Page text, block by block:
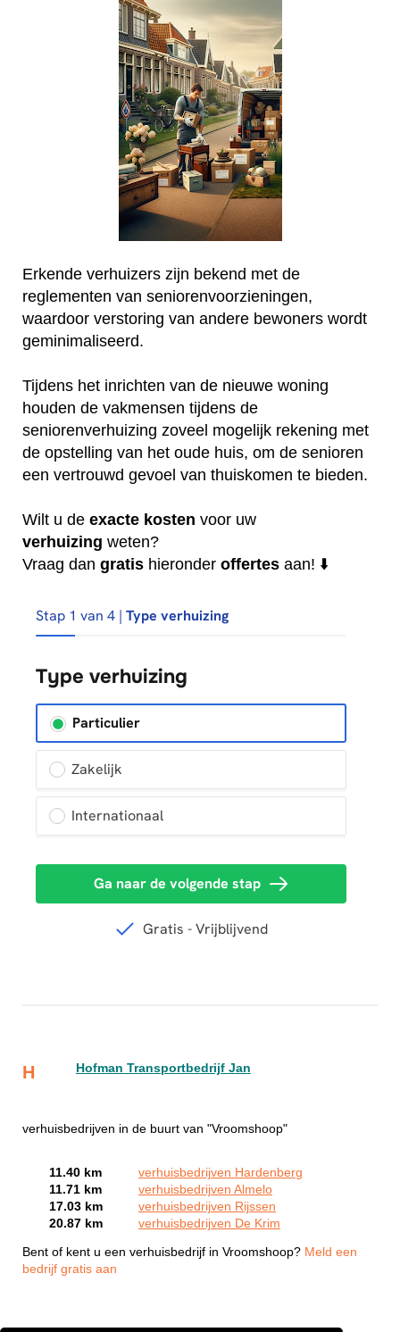
Erkende verhuizers zijn bekend met de
reglementen van seniorenvoorzieningen,
waardoor verstoring van andere bewoners wordt
geminimaliseerd.
Tijdens het inrichten van de nieuwe woning
houden de vakmensen tijdens de
seniorenverhuizing zoveel mogelijk rekening met
de opstelling van het oude huis, om de senioren
een vertrouwd gevoel van thuiskomen te bieden.
Wilt u de exacte kosten voor uw
verhuizing weten?
Vraag dan gratis hieronder offertes aan! ⬇️
H Hofman Transportbedrijf Jan
verhuisbedrijven in de buurt van "Vroomshoop"
11.40 km
verhuisbedrijven Hardenberg
11.71 km
verhuisbedrijven Almelo
17.03 km
verhuisbedrijven Rijssen
20.87 km
verhuisbedrijven De Krim
Bent of kent u een verhuisbedrijf in Vroomshoop? Meld een
bedrijf gratis aan